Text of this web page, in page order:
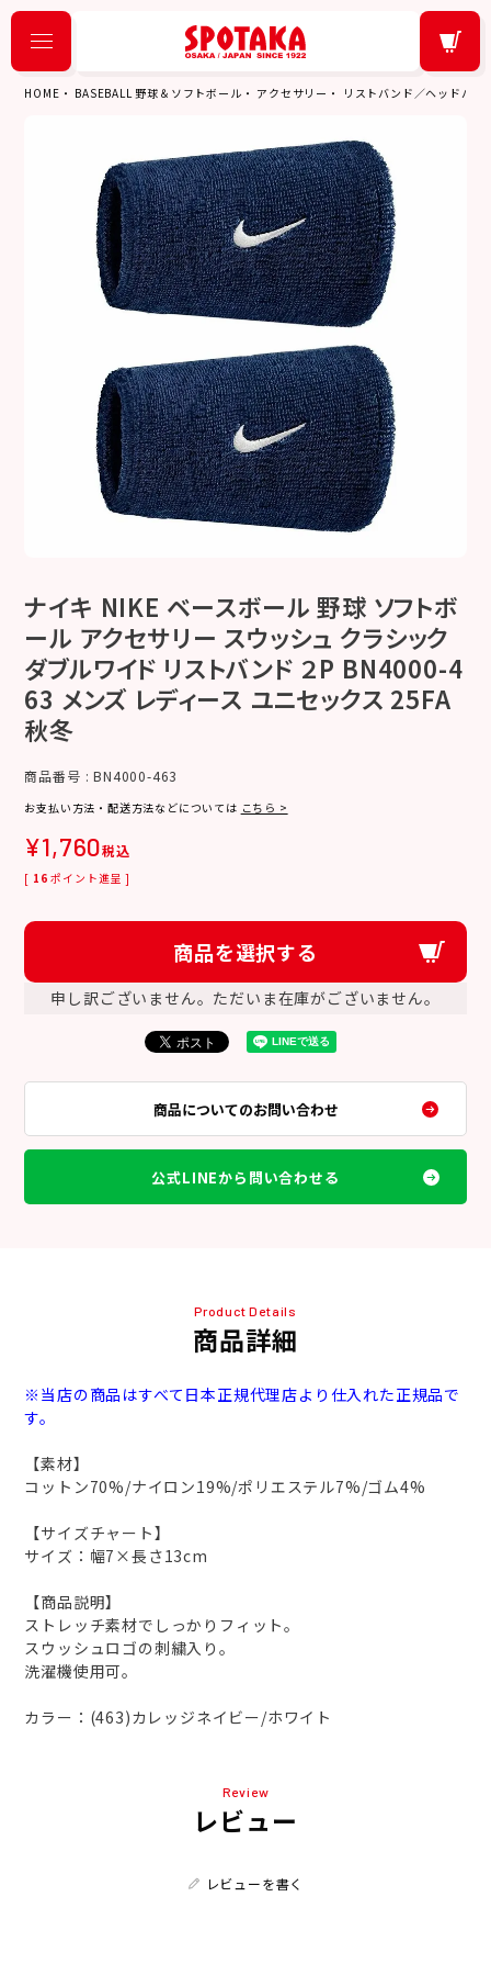
HOME BASEBALL 野球＆ソフトボール アクセサリー リストバンド／ヘッドバン
ナイキ NIKE ベースボール 野球 ソフトボ
ール アクセサリー スウッシュ クラシック
ダブルワイド リストバンド ２P BN4000-4
63 メンズ レディース ユニセックス 25FA
秋冬
商品番号 BN4000-463
お支払い方法・配送方法などについては こちら >
¥1,760税込
[ 16 ポイント進呈 ]
商品を選択する
申し訳ございません。ただいま在庫がございません。
商品についてのお問い合わせ
公式LINEから問い合わせる
Product Details
商品詳細
※当店の商品はすべて日本正規代理店より仕入れた正規品で
す。
【素材】
コットン70%/ナイロン19%/ポリエステル7%/ゴム4%
【サイズチャート】
サイズ：幅7×長さ13cm
【商品説明】
ストレッチ素材でしっかりフィット。
スウッシュロゴの刺繍入り。
洗濯機使用可。
カラー：(463)カレッジネイビー/ホワイト
Review
レビュー
レビューを書く